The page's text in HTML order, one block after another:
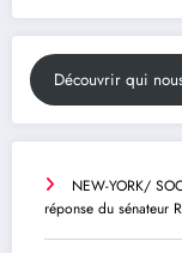
Découvrir qui
NEW-YORK/
réponse du sénateur